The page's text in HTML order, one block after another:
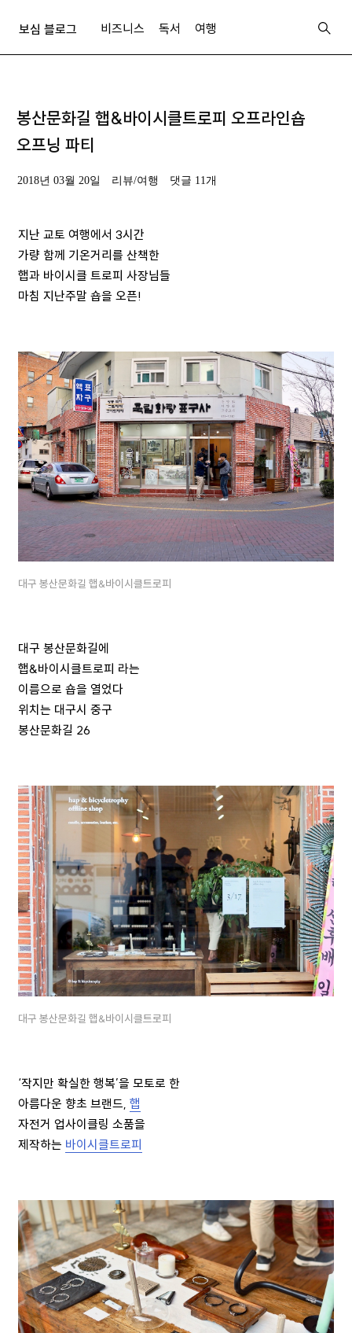
보심 블로그 비즈니스 독서 여행
봉산문화길 햅&바이시클트로피 오프라인숍
오프닝 파티
2018년 03월 20일 리뷰/여행 댓글 11개
지난 교토 여행에서 3시간
가량 함께 기온거리를 산책한
햅과 바이시클 트로피 사장님들
마침 지난주말 숍을 오픈!
대구 봉산문화길 햅&바이시클트로피
대구 봉산문화길에
햅&바이시클트로피 라는
이름으로 숍을 열었다
위치는 대구시 중구
봉산문화길 26
대구 봉산문화길 햅&바이시클트로피
‘작지만 확실한 행복’을 모토로 한
아름다운 향초 브랜드, 햅
자전거 업사이클링 소품을
제작하는 바이시클트로피